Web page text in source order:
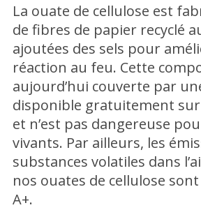
La ouate de cellulose est
de fibres de papier recyclé
ajoutées des sels pour
réaction au feu. Cette
aujourd’hui couverte par
disponible gratuitement sur
et n’est pas dangereuse
vivants. Par ailleurs, les
substances volatiles dans
nos ouates de cellulose
A+.